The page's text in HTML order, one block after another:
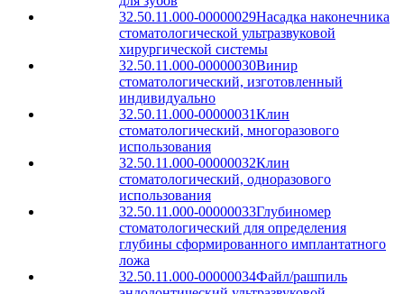
32.50.11.000-00000029Насадка наконечника
стоматологической ультразвуковой
хирургической системы
32.50.11.000-00000030Винир
стоматологический, изготовленный
индивидуально
32.50.11.000-00000031Клин
стоматологический, многоразового
использования
32.50.11.000-00000032Клин
стоматологический, одноразового
использования
32.50.11.000-00000033Глубиномер
стоматологический для определения
глубины сформированного имплантатного
ложа
32.50.11.000-00000034Файл/рашпиль